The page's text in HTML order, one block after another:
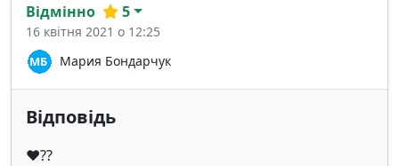
Мария Бондарчук
Відмінно 5
16 квітня 2021 о 12:25
Відповідь
❤️??